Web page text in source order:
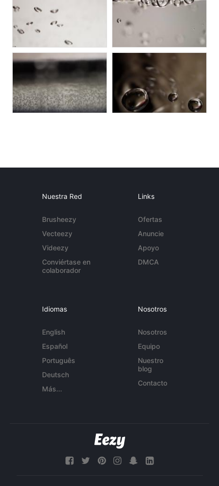
Nuestra Red
Brusheezy
Vecteezy
Videezy
Conviértase en
colaborador
Links
Ofertas
Anuncie
Apoyo
DMCA
Idiomas
English
Español
Português
Deutsch
Más...
Nosotros
Nosotros
Equipo
Nuestro
blog
Contacto